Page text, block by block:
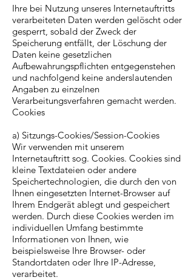
Ihre bei Nutzung unseres Internetauftritts
verarbeiteten Daten werden gelöscht oder
gesperrt, sobald der Zweck der
Speicherung entfällt, der Löschung der
Daten keine gesetzlichen
Aufbewahrungspflichten entgegenstehen
und nachfolgend keine anderslautenden
Angaben zu einzelnen
Verarbeitungsverfahren gemacht werden.
Cookies
a) Sitzungs-Cookies/Session-Cookies
Wir verwenden mit unserem
Internetauftritt sog. Cookies. Cookies sind
kleine Textdateien oder andere
Speichertechnologien, die durch den von
Ihnen eingesetzten Internet-Browser auf
Ihrem Endgerät ablegt und gespeichert
werden. Durch diese Cookies werden im
individuellen Umfang bestimmte
Informationen von Ihnen, wie
beispielsweise Ihre Browser- oder
Standortdaten oder Ihre IP-Adresse,
verarbeitet.